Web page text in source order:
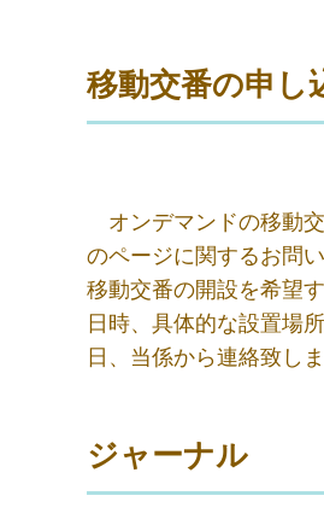
移動交番の申し
オ ンデマンドの移動
のページに関するお問
移動交番の開設を希望
日時、具体的な設置場
日、当係から連絡致し
ジャーナル